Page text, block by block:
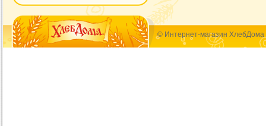
© Интернет-магазин ХлебДома